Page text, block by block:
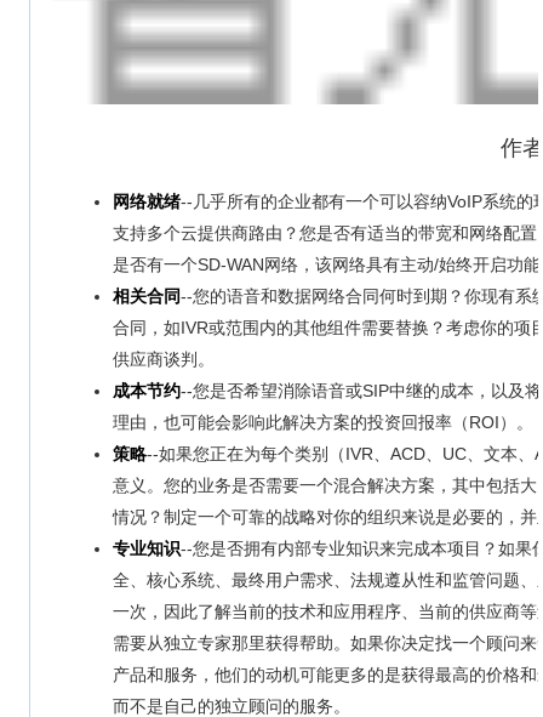
作
网络就绪--几乎所有的企业都有一个可以容纳VoIP系统
支持多个云提供商路由？您是否有适当的带宽和网络配
是否有一个SD-WAN网络，该网络具有主动/始终开启功
相关合同--您的语音和数据网络合同何时到期？你现有
合同，如IVR或范围内的其他组件需要替换？考虑你的
供应商谈判。
成本节约--您是否希望消除语音或SIP中继的成本，以及
理由，也可能会影响此解决方案的投资回报率（ROI）。
策略--如果您正在为每个类别（IVR、ACD、UC、文本
意义。您的业务是否需要一个混合解决方案，其中包括
情况？制定一个可靠的战略对你的组织来说是必要的，
专业知识--您是否拥有内部专业知识来完成本项目？如
全、核心系统、最终用户需求、法规遵从性和监管问题
一次，因此了解当前的技术和应用程序、当前的供应商
需要从独立专家那里获得帮助。如果你决定找一个顾问
产品和服务，他们的动机可能更多的是获得最高的价格
而不是自己的独立顾问的服务。